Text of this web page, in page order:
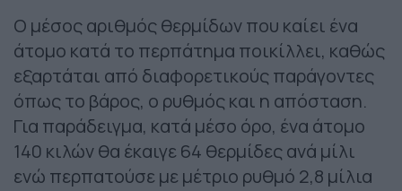
Ο μέσος αριθμός θερμίδων που καίει ένα
άτομο κατά το περπάτημα ποικίλλει, καθώς
εξαρτάται από διαφορετικούς παράγοντες
όπως το βάρος, ο ρυθμός και η απόσταση.
Για παράδειγμα, κατά μέσο όρο, ένα άτομο
140 κιλών θα έκαιγε 64 θερμίδες ανά μίλι
ενώ περπατούσε με μέτριο ρυθμό 2,8 μίλια